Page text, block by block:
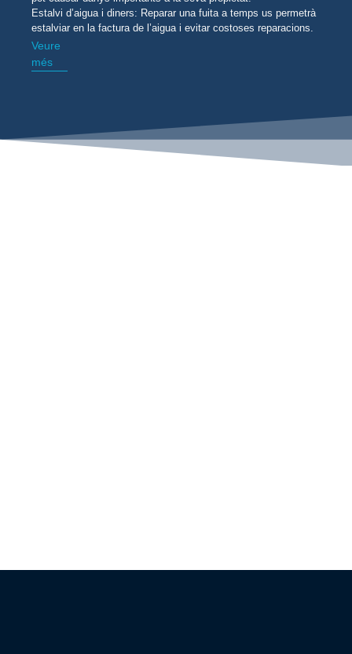
Estalvi d’aigua i diners: Reparar una fuita a temps us permetrà
estalviar en la factura de l’aigua i evitar costoses reparacions.
Veure
més